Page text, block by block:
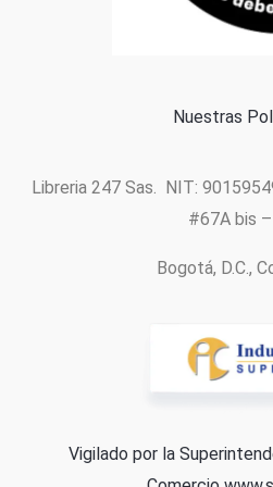
Nuestras
Libreria 247 Sas. NIT:
#67A bis –
Bogotá, D.C.,
Vigilado por la